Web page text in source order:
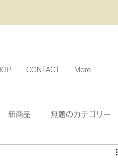
CONTACT More
新商品 無題のカテゴリー